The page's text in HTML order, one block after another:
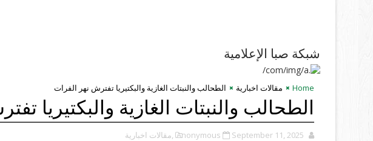
شبكة صبا الإعلامية
Home مقالات اخبارية الطحالب والنبتات الغازية والبكتيريا تفترش نهر الفرات
الطحالب والنبتات الغازية والبكتيريا
Anonymous September 11, 2025 ,مقالات اخبارية